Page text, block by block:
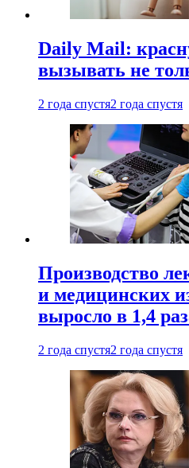
Daily Mail:
вызывать не
2 года спустя2 года спустя
Производство
и медицинских
выросло в 1,4
2 года спустя2 года спустя